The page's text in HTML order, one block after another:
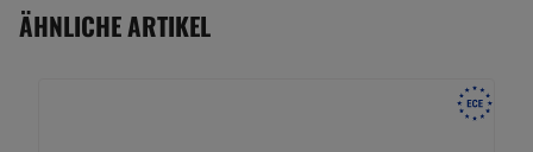
ÄHNLICHE ARTIKEL